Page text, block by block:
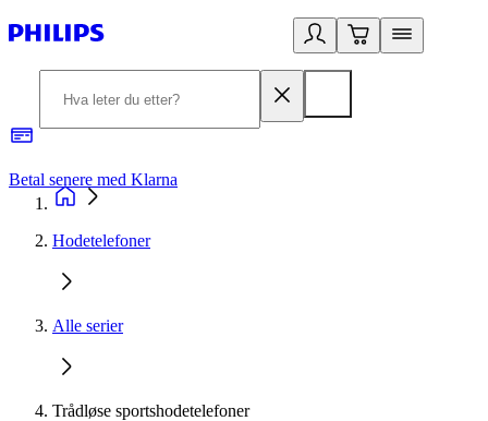
Betal senere med Klarna
Hodetelefoner
Alle serier
Trådløse sportshodetelefoner